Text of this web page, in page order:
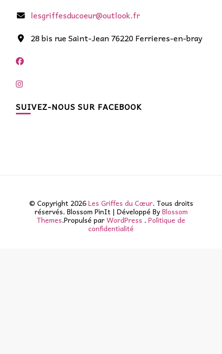
lesgriffesducoeur@outlook.fr
28 bis rue Saint-Jean 76220 Ferrieres-en-bray
SUIVEZ-NOUS SUR FACEBOOK
© Copyright 2026Les Griffes du Cœur. Tous droits
réservés. Blossom PinIt | Développé ByBlossom
Themes.Propulsé parWordPress. Politique de
confidentialité